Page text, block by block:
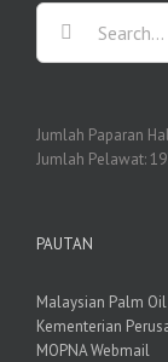
Search
Jumlah Paparan
Jumlah Pelawat:
PAUTAN
Malaysian Palm
Kementerian
MOPNA Webmail